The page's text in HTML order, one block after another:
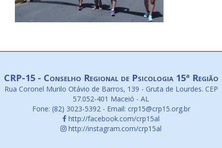
CRP-15 - Conselho Regional de Psicologia 15ª Região
Rua Coronel Murilo Otávio de Barros, 139 - Gruta de Lourdes. CEP
57.052-401 Maceió - AL
Fone: (82) 3023-5392 - Email: crp15@crp15.org.br
http://facebook.com/crp15al
http://instagram.com/crp15al